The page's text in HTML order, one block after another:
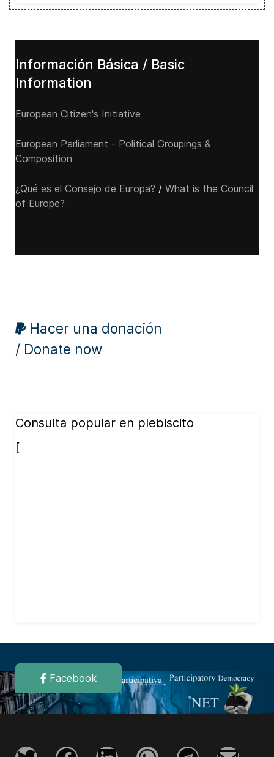
Información Básica / Basic
Information
European Citizen's Initiative
European Parliament - Political Groupings &
Composition
¿Qué es el Consejo de Europa? / What is the Council
of Europe?
Hacer una donación
/ Donate now
Consulta popular en plebiscito
[
Facebook